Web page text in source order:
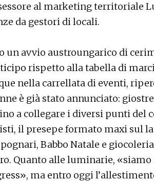
al marketing territoriale
da gestori di locali.
un avvio austroungarico di
rispetto alla tabella di
nella carrellata di eventi,
è già stato annunciato:
a collegare i diversi punti del
il presepe formato maxi sul
Babbo Natale e
Quanto alle luminarie,
ma entro oggi